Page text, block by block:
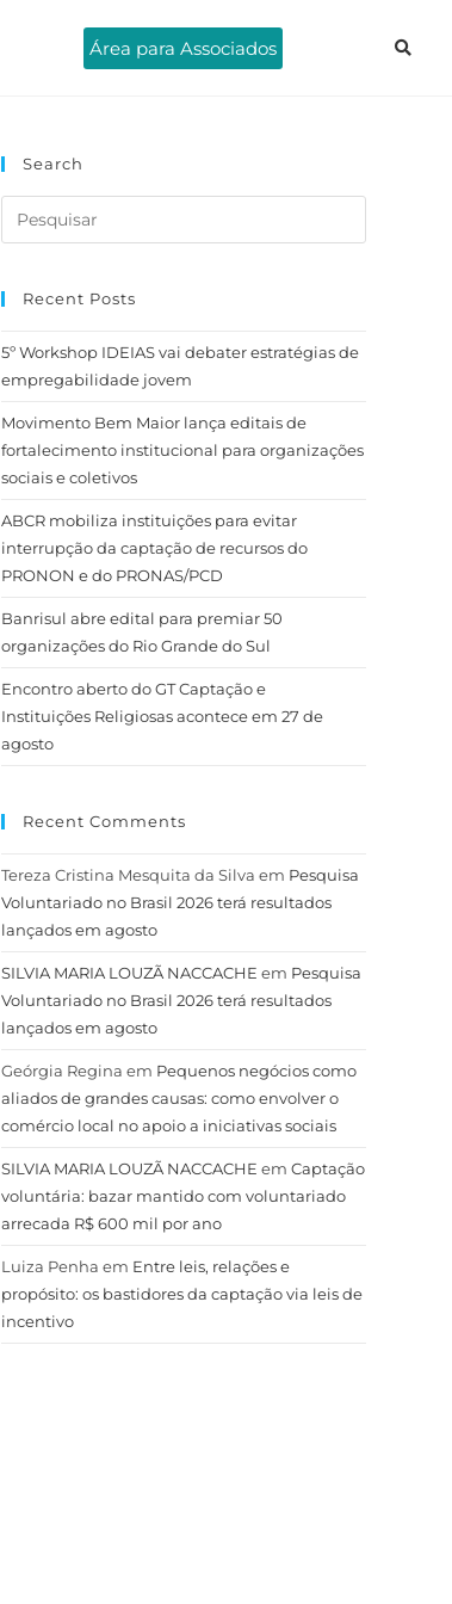
Área para Associados
Search
Recent Posts
5º Workshop IDEIAS vai debater estratégias de
empregabilidade jovem
Movimento Bem Maior lança editais de
fortalecimento institucional para organizações
sociais e coletivos
ABCR mobiliza instituições para evitar
interrupção da captação de recursos do
PRONON e do PRONAS/PCD
Banrisul abre edital para premiar 50
organizações do Rio Grande do Sul
Encontro aberto do GT Captação e
Instituições Religiosas acontece em 27 de
agosto
Recent Comments
Tereza Cristina Mesquita da Silva em Pesquisa
Voluntariado no Brasil 2026 terá resultados
lançados em agosto
SILVIA MARIA LOUZÃ NACCACHE em Pesquisa
Voluntariado no Brasil 2026 terá resultados
lançados em agosto
Geórgia Regina em Pequenos negócios como
aliados de grandes causas: como envolver o
comércio local no apoio a iniciativas sociais
SILVIA MARIA LOUZÃ NACCACHE em Captação
voluntária: bazar mantido com voluntariado
arrecada R$ 600 mil por ano
Luiza Penha em Entre leis, relações e
propósito: os bastidores da captação via leis de
incentivo